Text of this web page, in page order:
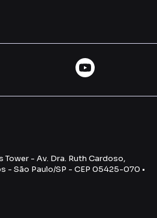
- Av. Dra. Ruth Cardoso,
- São Paulo/SP - CEP 05425-070 •